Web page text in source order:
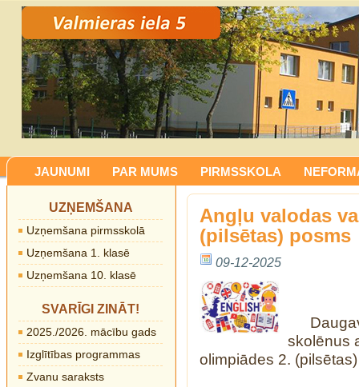
JAUNUMI PAR MUMS PIRMSSKOLA
UZŅEMŠANA
Uzņemšana pirmsskolā
Uzņemšana 1. klasē
Uzņemšana 10. klasē
SVARĪGI ZINĀT!
2025./2026. mācību gads
Izglītības programmas
Zvanu saraksts
Angļu valodas
(pilsētas) posms
09-12-2025
skolēnus
olimpiādes 2.